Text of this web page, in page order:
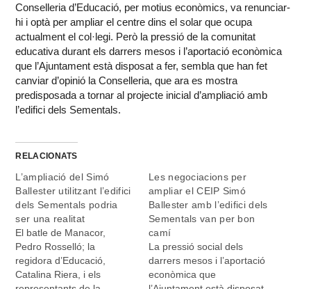
Conselleria d’Educació, per motius econòmics, va renunciar-
hi i optà per ampliar el centre dins el solar que ocupa
actualment el col·legi. Però la pressió de la comunitat
educativa durant els darrers mesos i l’aportació econòmica
que l’Ajuntament està disposat a fer, sembla que han fet
canviar d’opinió la Conselleria, que ara es mostra
predisposada a tornar al projecte inicial d’ampliació amb
l’edifici dels Sementals.
RELACIONATS
L’ampliació del Simó
Ballester utilitzant l’edifici
dels Sementals podria
ser una realitat
El batle de Manacor,
Pedro Rosselló; la
regidora d’Educació,
Catalina Riera, i els
Les negociacions per
ampliar el CEIP Simó
Ballester amb l’edifici dels
Sementals van per bon
camí
La pressió social dels
darrers mesos i l’aportació
econòmica que